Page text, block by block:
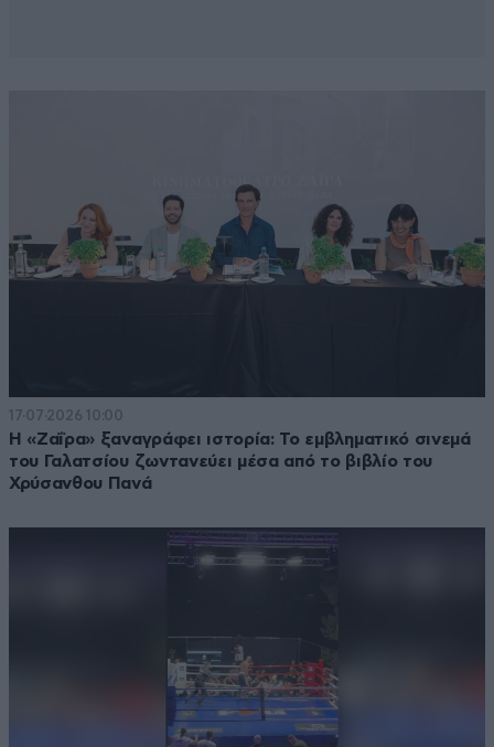
17·07·2026 10:00
Η «Ζαΐρα» ξαναγράφει ιστορία: Το εμβληματικό σινεμά
του Γαλατσίου ζωντανεύει μέσα από το βιβλίο του
Χρύσανθου Πανά